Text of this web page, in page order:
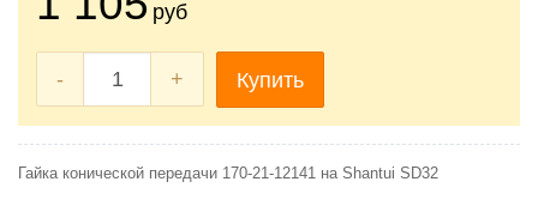
руб
- + Купить
Гайка конической передачи 170-21-12141 на Shantui SD32